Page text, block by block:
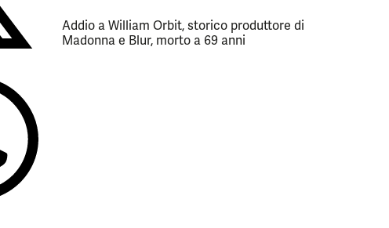
Addio a William Orbit, storico produttore di
Madonna e Blur, morto a 69 anni